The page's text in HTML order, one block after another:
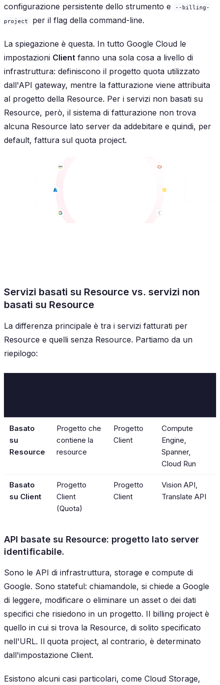
configurazione persistente dello strumento e
--billing-
project
per il flag della command-line.
La spiegazione è questa. In tutto Google Cloud le
impostazioni Client fanno una sola cosa a livello di
infrastruttura: definiscono il progetto quota utilizzato
dall'API gateway, mentre la fatturazione viene attribuita
al progetto della Resource. Per i servizi non basati su
Resource, però, il sistema di fatturazione non trova
alcuna Resource lato server da addebitare e quindi, per
default, fattura sul quota project.
Servizi basati su Resource vs. servizi non
basati su Resource
La differenza principale è tra i servizi fatturati per
Resource e quelli senza Resource. Partiamo da un
riepilogo:
Basato
su
Resource
Progetto che
contiene la
resource
Progetto
Client
Compute
Engine,
Spanner,
Cloud Run
Basato
su Client
Progetto
Client
(Quota)
Progetto
Client
Vision API,
Translate API
API basate su Resource: progetto lato server
identificabile.
Sono le API di infrastruttura, storage e compute di
Google. Sono stateful: chiamandole, si chiede a Google
di leggere, modificare o eliminare un asset o dei dati
specifici che risiedono in un progetto. Il billing project è
quello in cui si trova la Resource, di solito specificato
nell'URL. Il quota project, al contrario, è determinato
dall'impostazione Client.
Esistono alcuni casi particolari, come Cloud Storage,